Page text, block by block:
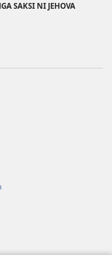
Translation
Translation
SAKSI NI JEHOVA